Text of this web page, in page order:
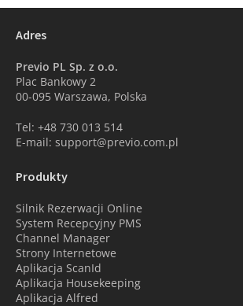
Adres
Previo PL Sp. z o.o.
Plac Bankowy 2
00-095 Warszawa, Polska
Tel: +48 730 013 514
E-mail: support@previo.com.pl
Produkty
Silnik Rezerwacji Online
System Recepcyjny PMS
Channel Manager
Strony Internetowe
Aplikacja ScanId
Aplikacja Housekeeping
Aplikacja Alfred